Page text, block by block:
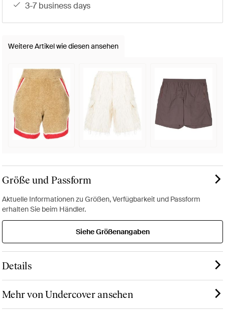
3-7 business days
Weitere Artikel wie diesen ansehen
Größe und Passform
Aktuelle Informationen zu Größen, Verfügbarkeit und Passform
erhalten Sie beim Händler.
Siehe Größenangaben
Details
Mehr von Undercover ansehen